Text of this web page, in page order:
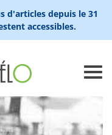
d'articles depuis le 31
accessibles.